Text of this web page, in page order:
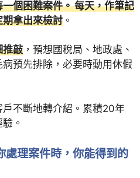
個困難案件。 每天，作筆記
拿出來檢討 。
推敲 ，預想國稅局、地政處、
預先排除，必要時動用休假
戶不斷地轉介紹。累積20年
。
處理案件時，你能得到的